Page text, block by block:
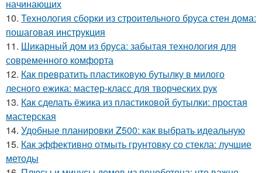
начинающих
10. Технология сборки из строительного бруса стен дома:
пошаговая инструкция
11. Шикарный дом из бруса: забытая технология для
современного комфорта
12. Как превратить пластиковую бутылку в милого
лесного ежика: мастер-класс для творческих рук
13. Как сделать ёжика из пластиковой бутылки: простая
мастерская
14. Удобные планировки Z500: как выбрать идеальную
15. Как эффективно отмыть грунтовку со стекла: лучшие
методы